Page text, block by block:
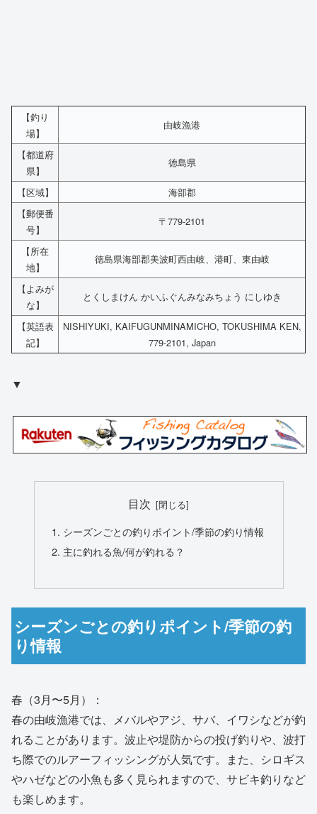
【釣り
場】
由岐漁港
【都道府
県】
徳島県
【区域】
海部郡
【郵便番
号】
〒779-2101
【所在
地】
徳島県海部郡美波町西由岐、港町、東由岐
【よみが
な】
とくしまけん かいふぐんみなみちょう にしゆき
【英語表
記】
NISHIYUKI, KAIFUGUNMINAMICHO, TOKUSHIMA KEN,
779-2101, Japan
▼
目次
シーズンごとの釣りポイント/季節の釣り情報
主に釣れる魚/何が釣れる？
シーズンごとの釣りポイント/季節の釣
り情報
春（3月〜5月）：
春の由岐漁港では、メバルやアジ、サバ、イワシなどが釣
れることがあります。波止や堤防からの投げ釣りや、波打
ち際でのルアーフィッシングが人気です。また、シロギス
やハゼなどの小魚も多く見られますので、サビキ釣りなど
も楽しめます。